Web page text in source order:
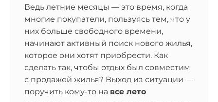
них больше свободного времени,
начинают активный поиск нового жилья,
которое они хотят приобрести. Как
сделать так, чтобы отдых был совместим
с продажей жилья? Выход из ситуации —
поручить кому-то навсе лето
осуществлять визиты и держать вас в
курсесобытий, то есть оставить ключи